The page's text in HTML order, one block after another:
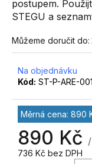
postupem.
STEGU a
Můžeme doručit do:
Na objednávku
Kód: ST-P-ARE-
Měrná cena: 890
890 Kč
736 Kč bez DPH
o
r
č
u
e
m
e